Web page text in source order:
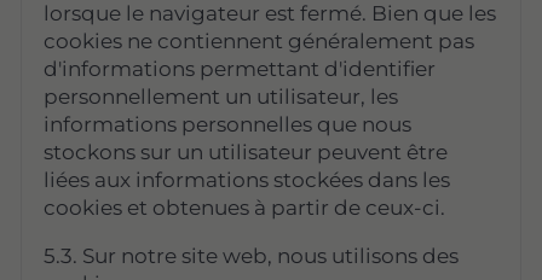
lorsque le navigateur est fermé. Bien que les
cookies ne contiennent généralement pas
d'informations permettant d'identifier
personnellement un utilisateur, les
informations personnelles que nous
stockons sur un utilisateur peuvent être
liées aux informations stockées dans les
cookies et obtenues à partir de ceux-ci.
5.3. Sur notre site web, nous utilisons des